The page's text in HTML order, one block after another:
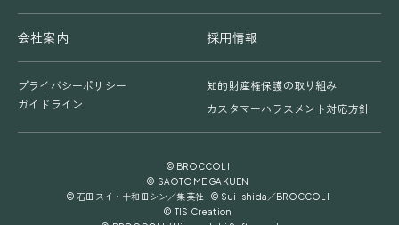
会社案内 採用情報
プライバシーポリシー
知的財産権保護の取り組み
ガイドライン
カスタマーハラスメント対応方針
© BROCCOLI
© SAOTOME GAKUEN
© 石田スイ・十和田シン／集英社 © Sui Ishida／BROCCOLI
© TIS Creation